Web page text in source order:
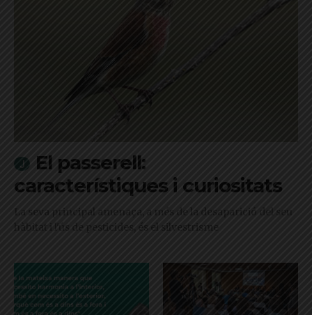
El passerell:
característiques i curiositats
La seva principal amenaça, a més de la desaparició del seu
hàbitat i l'ús de pesticides, és el silvestrisme